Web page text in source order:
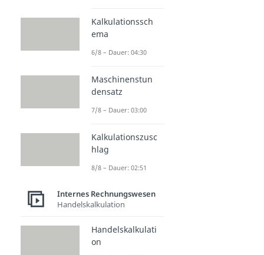
Kalkulationssch
ema
6/8 – Dauer: 04:30
Maschinenstun
densatz
7/8 – Dauer: 03:00
Kalkulationszusc
hlag
8/8 – Dauer: 02:51
Internes Rechnungswesen
Handelskalkulation
Handelskalkulati
on